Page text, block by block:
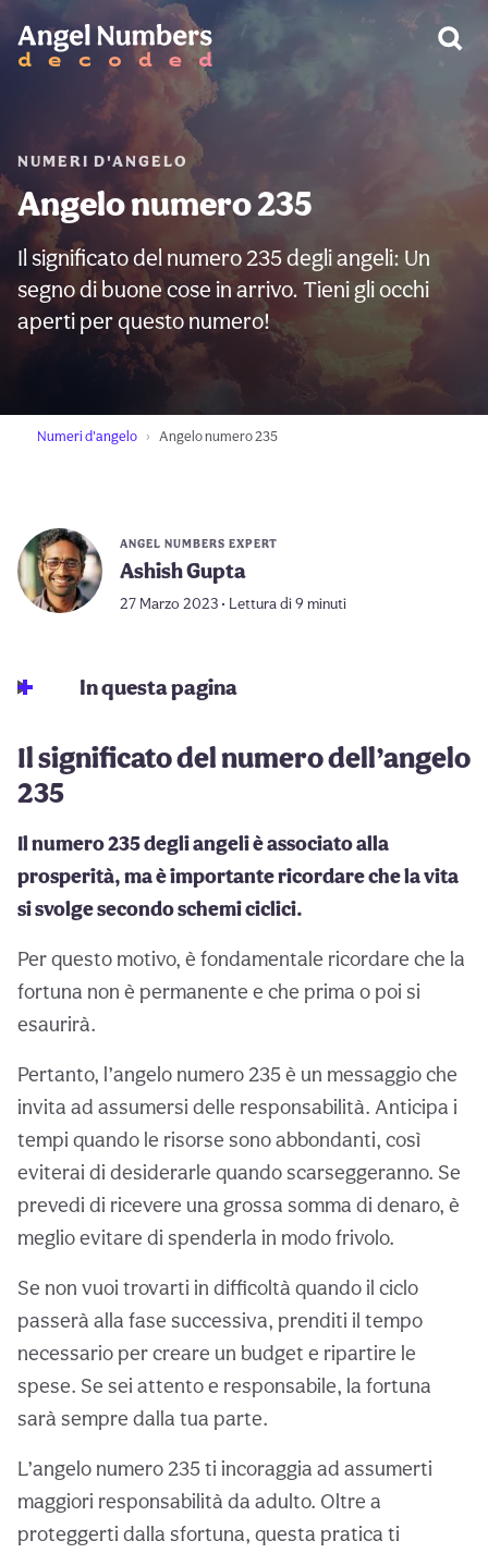
NUMERI D'ANGELO
Angelo numero 235
Il significato del numero 235 degli angeli: Un
segno di buone cose in arrivo. Tieni gli occhi
aperti per questo numero!
Numeri d'angelo Angelo numero 235
ANGEL NUMBERS EXPERT
Ashish Gupta
27 Marzo 2023 • Lettura di 9 minuti
In questa pagina
Il significato del numero dell’angelo
235
Il numero 235 degli angeli è associato alla
prosperità, ma è importante ricordare che la vita
si svolge secondo schemi ciclici.
Per questo motivo, è fondamentale ricordare che la
fortuna non è permanente e che prima o poi si
esaurirà.
Pertanto, l’angelo numero 235 è un messaggio che
invita ad assumersi delle responsabilità. Anticipa i
tempi quando le risorse sono abbondanti, così
eviterai di desiderarle quando scarseggeranno. Se
prevedi di ricevere una grossa somma di denaro, è
meglio evitare di spenderla in modo frivolo.
Se non vuoi trovarti in difficoltà quando il ciclo
passerà alla fase successiva, prenditi il tempo
necessario per creare un budget e ripartire le
spese. Se sei attento e responsabile, la fortuna
sarà sempre dalla tua parte.
L’angelo numero 235 ti incoraggia ad assumerti
maggiori responsabilità da adulto. Oltre a
proteggerti dalla sfortuna, questa pratica ti
AVVERTIMENTO: